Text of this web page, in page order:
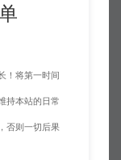
！将第一时间
持本站的日常
否则一切后果